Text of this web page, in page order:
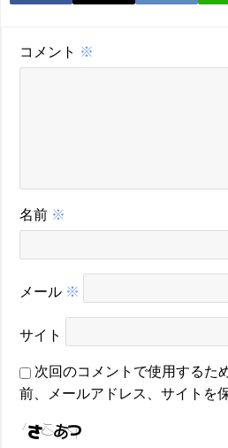
コメント ※
名前 ※
メール ※
サイト
次回のコメントで使用するた
前、メールアドレス、サイトを